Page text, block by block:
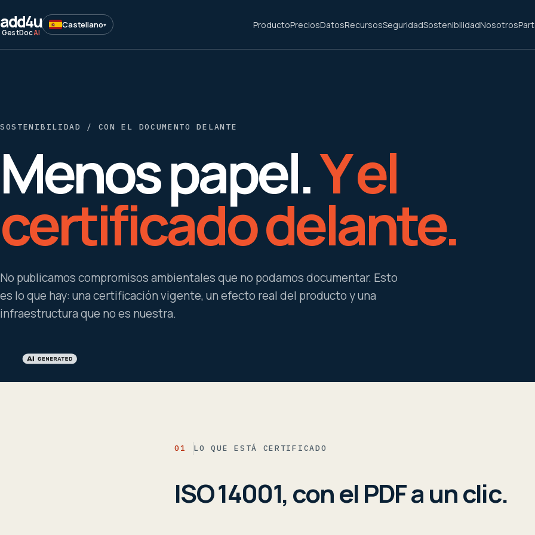
add4u
GestDocAI
Castellano▾ ProductoPreciosDatosRecursosSeguridadSostenibilidadNosotros
SOSTENIBILIDAD / CON EL DOCUMENTO DELANTE
Menos papel.Y el
certificado delante.
No publicamos compromisos ambientales que no podamos documentar. Esto
es lo que hay: una certificación vigente, un efecto real del producto y una
infraestructura que no es nuestra.
01 LO QUE ESTÁ CERTIFICADO
ISO 14001, con el PDF a un clic.